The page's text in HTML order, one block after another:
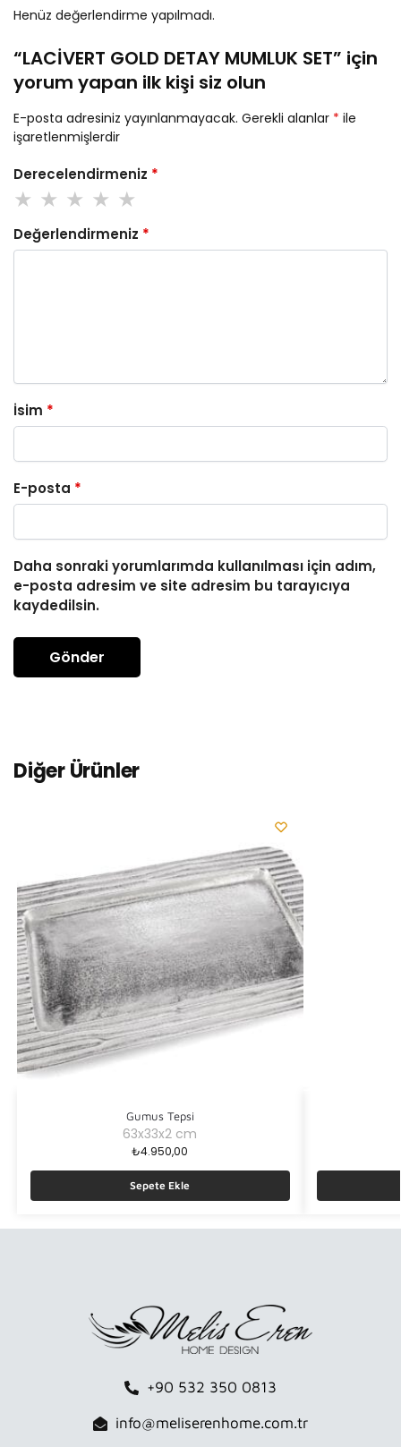
Henüz değerlendirme yapılmadı.
“LACİVERT GOLD DETAY MUMLUK SET” için
yorum yapan ilk kişi siz olun
E-posta adresiniz yayınlanmayacak. Gerekli alanlar * ile
işaretlenmişlerdir
Derecelendirmeniz *
Değerlendirmeniz *
İsim *
E-posta *
Daha sonraki yorumlarımda kullanılması için adım,
e-posta adresim ve site adresim bu tarayıcıya
kaydedilsin.
Diğer Ürünler
Gumus Tepsi
63x33x2 cm
₺4.950,00
Sepete Ekle
+90 532 350 0813
info@meliserenhome.com.tr